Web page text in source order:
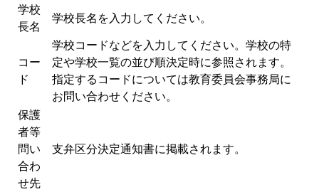
学校
長名
学校長名を入力してください。
コー
ド
学校コードなどを入力してください。学校の特
定や学校一覧の並び順決定時に参照されます。
指定するコードについては教育委員会事務局に
お問い合わせください。
保護
者等
問い
合わ
せ先
支弁区分決定通知書に掲載されます。